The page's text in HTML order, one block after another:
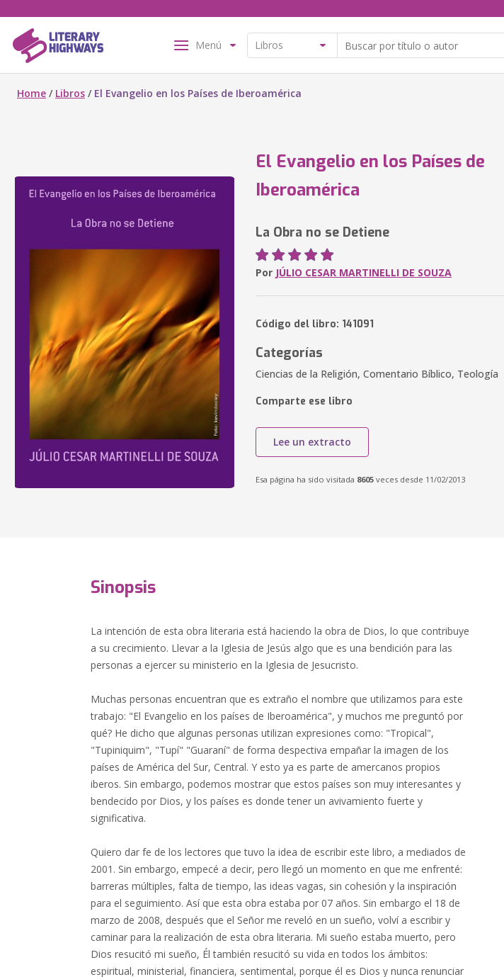
Menú
Home / Libros / El Evangelio en los Países de Iberoamérica
El Evangelio en los Países de
Iberoamérica
La Obra no se Detiene
Por JÚLIO CESAR MARTINELLI DE SOUZA
Código del libro: 141091
Categorías
Ciencias de la Religión, Comentario Bíblico, Teología
Comparte ese libro
Lee un extracto
Esa página ha sido visitada 8605 veces desde 11/02/2013
Sinopsis
La intención de esta obra literaria está haciendo la obra de Dios, lo que contribuye
a su crecimiento. Llevar a la Iglesia de Jesús algo que es una bendición para las
personas a ejercer su ministerio en la Iglesia de Jesucristo.
Muchas personas encuentran que es extraño el nombre que utilizamos para este
trabajo: "El Evangelio en los países de Iberoamérica", y muchos me preguntó por
qué? He dicho que algunas personas utilizan expresiones como: "Tropical",
"Tupiniquim", "Tupí" "Guaraní" de forma despectiva empañar la imagen de los
países de América del Sur, Central. Y esto ya es parte de amercanos propios
iberos. Sin embargo, podemos mostrar que estos países son muy interesantes y
bendecido por Dios, y los países es donde tener un avivamiento fuerte y
significativa.
Quiero dar fe de los lectores que tuvo la idea de escribir este libro, a mediados de
2001. Sin embargo, empecé a decir, pero llegó un momento en que me enfrenté:
barreras múltiples, falta de tiempo, las ideas vagas, sin cohesión y la inspiración
para el seguimiento. Así que esta obra estaba por 07 años. Sin embargo el 18 de
marzo de 2008, después que el Señor me reveló en un sueño, volví a escribir y
caminar para la realización de esta obra literaria. Mi sueño estaba muerto, pero
Dios resucitó mi sueño, Él también resucitó su vida en todos los ámbitos:
espiritual, ministerial, financiera, sentimental, porque él es Dios y nunca renunciar